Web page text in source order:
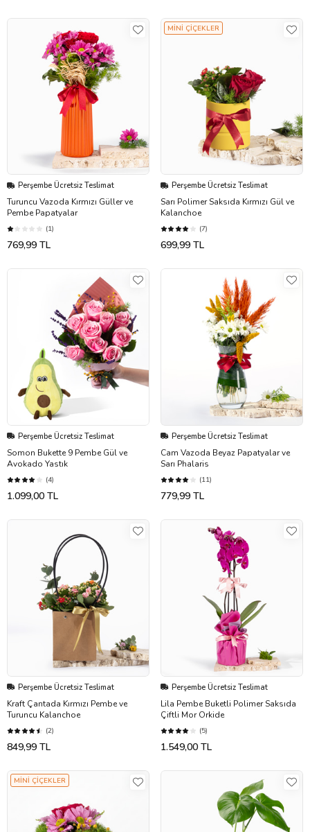
Perşembe Ücretsiz Teslimat
Turuncu Vazoda Kırmızı Güller ve
Pembe Papatyalar
(1)
769,99 TL
MİNİ ÇİÇEKLER
Perşembe Ücretsiz Teslimat
Sarı Polimer Saksıda Kırmızı Gül ve
Kalanchoe
(7)
699,99 TL
Perşembe Ücretsiz Teslimat
Somon Bukette 9 Pembe Gül ve
Avokado Yastık
(4)
1.099,00 TL
Perşembe Ücretsiz Teslimat
Cam Vazoda Beyaz Papatyalar ve
Sarı Phalaris
(11)
779,99 TL
Perşembe Ücretsiz Teslimat
Kraft Çantada Kırmızı Pembe ve
Turuncu Kalanchoe
(2)
849,99 TL
Perşembe Ücretsiz Teslimat
Lila Pembe Buketli Polimer Saksıda
Çiftli Mor Orkide
(5)
1.549,00 TL
MİNİ ÇİÇEKLER